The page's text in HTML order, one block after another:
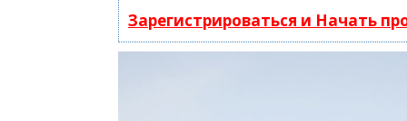
Зарегистрироваться и Начать